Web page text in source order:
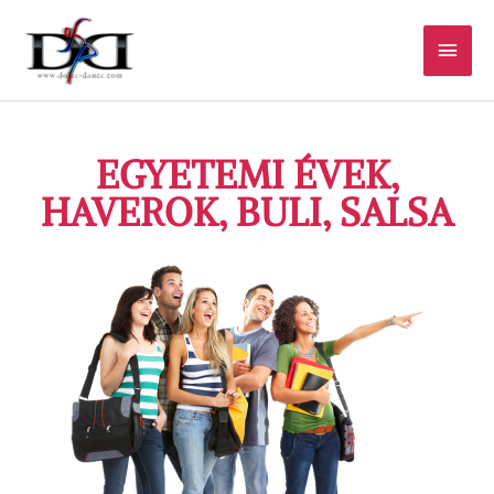
content
Main
EGYETEMI ÉVEK,
HAVEROK, BULI, SALSA